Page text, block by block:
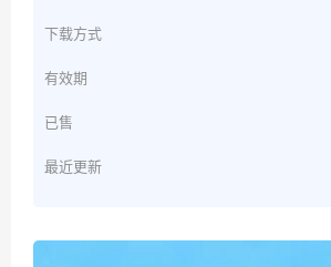
下载方式
有效期
已售
最近更新